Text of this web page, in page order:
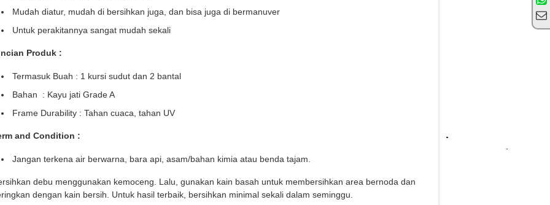
Mudah diatur, mudah di bersihkan juga, dan bisa juga di bermanuver
Untuk perakitannya sangat mudah sekali
Produk :
Termasuk Buah : 1 kursi sudut dan 2 bantal
Bahan : Kayu jati Grade A
Frame Durability : Tahan cuaca, tahan UV
and Condition :
Jangan terkena air berwarna, bara api, asam/bahan kimia atau benda tajam.
debu menggunakan kemoceng. Lalu, gunakan kain basah untuk membersihkan area bernoda dan
dengan kain bersih. Untuk hasil terbaik, bersihkan minimal sekali dalam seminggu.